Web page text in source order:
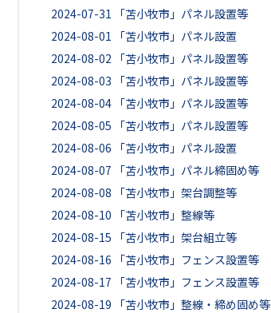
2024-07-31
「苫小牧市」パネル設置等
2024-08-01
「苫小牧市」パネル設置
2024-08-02
「苫小牧市」パネル設置等
2024-08-03
「苫小牧市」パネル設置等
2024-08-04 「苫小牧市」パネル設置等
2024-08-05
「苫小牧市」パネル設置等
2024-08-06
「苫小牧市」パネル設置
2024-08-07
「苫小牧市」パネル締固め等
2024-08-08
「苫小牧市」架台調整等
2024-08-10
「苫小牧市」整線等
2024-08-15
「苫小牧市」架台組立等
2024-08-16
「苫小牧市」フェンス設置等
2024-08-17
「苫小牧市」フェンス設置等
2024-08-19
「苫小牧市」整線・締め固め等